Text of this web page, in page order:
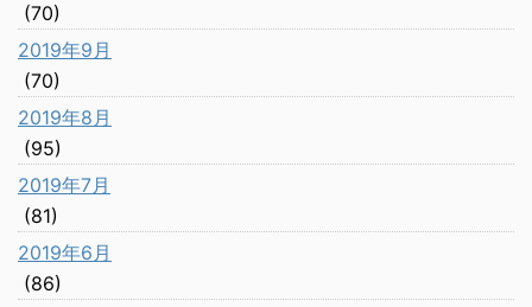
(70)
2019年9月
(70)
2019年8月
(95)
2019年7月
(81)
2019年6月
(86)